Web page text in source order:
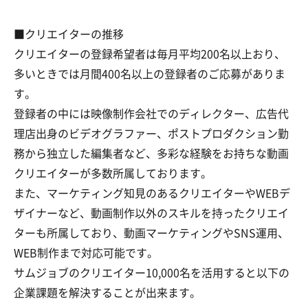
■クリエイターの推移
クリエイターの登録希望者は毎月平均200名以上おり、
多いときでは月間400名以上の登録者のご応募がありま
す。
登録者の中には映像制作会社でのディレクター、広告代
理店出身のビデオグラファー、ポストプロダクション勤
務から独立した編集者など、多彩な経験をお持ちな動画
クリエイターが多数所属しております。
また、マーケティング知見のあるクリエイターやWEBデ
ザイナーなど、動画制作以外のスキルを持ったクリエイ
ターも所属しており、動画マーケティングやSNS運用、
WEB制作まで対応可能です。
サムジョブのクリエイター10,000名を活用すると以下の
企業課題を解決することが出来ます。